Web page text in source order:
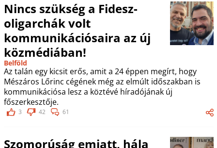
Nincs szükség a Fidesz-
oligarchák volt
kommunikációsaira az új
közmédiában!
Belföld
Az talán egy kicsit erős, amit a 24 éppen megírt, hogy
Mészáros Lőrinc cégének még az elmúlt időszakban is
kommunikációsa lesz a köztévé híradójának új
főszerkesztője.
3 42 61
Szomorúság emiatt, hála